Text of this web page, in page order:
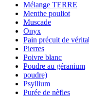
Mélange TERRE
Menthe pouliot
Muscade
Onyx
Pain précuit de
Pierres
Poivre blanc
Poudre au géranium
poudre)
Psyllium
Purée de nèfles